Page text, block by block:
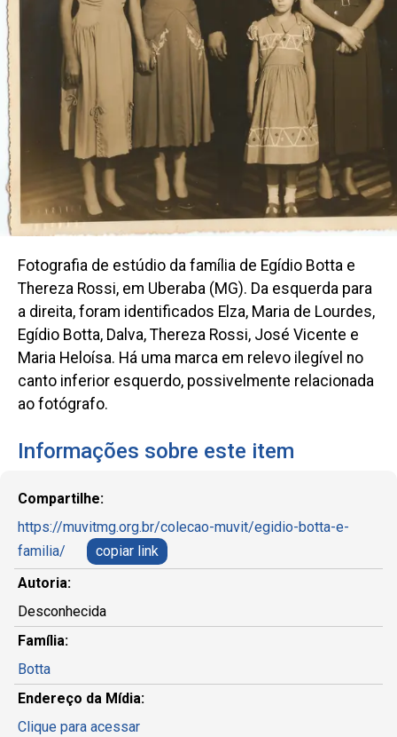
Fotografia de estúdio da família de Egídio Botta e
Thereza Rossi, em Uberaba (MG). Da esquerda para
a direita, foram identificados Elza, Maria de Lourdes,
Egídio Botta, Dalva, Thereza Rossi, José Vicente e
Maria Heloísa. Há uma marca em relevo ilegível no
canto inferior esquerdo, possivelmente relacionada
ao fotógrafo.
Informações sobre este item
Compartilhe:
https://muvitmg.org.br/colecao-muvit/egidio-botta-e-
familia/
copiar link
Autoria:
Desconhecida
Família:
Botta
Endereço da Mídia:
Clique para acessar